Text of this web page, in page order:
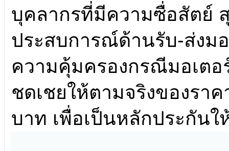
บุคลากรที่มีความซื่อสัตย์
ประสบการณ์ด้านรับ-ส่งม
ความคุ้มครองกรณีมอเต
ชดเชยให้ตามจริงของรา
บาท เพื่อเป็นหลักประกัน